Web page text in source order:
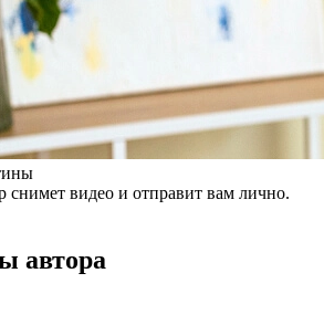
снимет видео и отправит вам лично.
автора